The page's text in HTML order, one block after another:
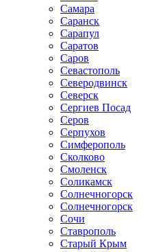
Самара
Саранск
Сарапул
Саратов
Саров
Севастополь
Северодвинск
Северск
Сергиев Посад
Серов
Серпухов
Симферополь
Сколково
Смоленск
Соликамск
Солнечногорск
Солнечногорск
Сочи
Ставрополь
Старый Крым